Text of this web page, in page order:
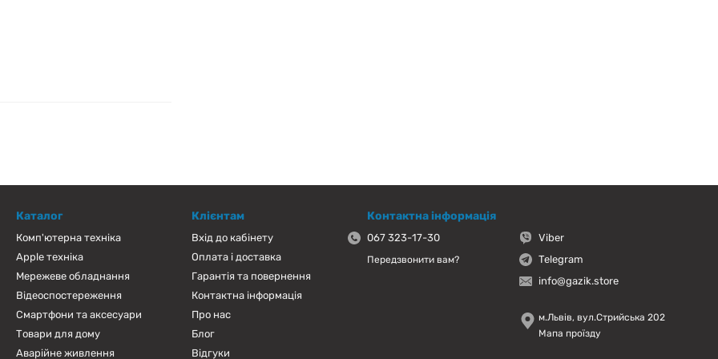
Каталог
Комп'ютерна техніка
Apple техніка
Мережеве обладнання
Відеоспостереження
Смартфони та аксесуари
Товари для дому
Аварійне живлення
Клієнтам
Вхід до кабінету
Оплата і доставка
Гарантія та повернення
Контактна інформація
Про нас
Блог
Відгуки
Контактна інформація
067 323-17-30
Передзвонити вам?
Viber
Telegram
info@gazik.store
м.Львів, вул.Стрийська 202
Мапа проїзду